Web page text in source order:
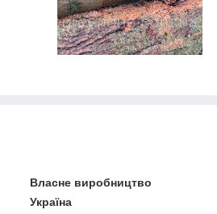
Власне виробництво
Україна